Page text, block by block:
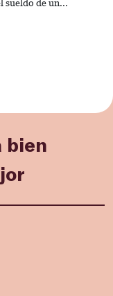
sueldo de un...
bien